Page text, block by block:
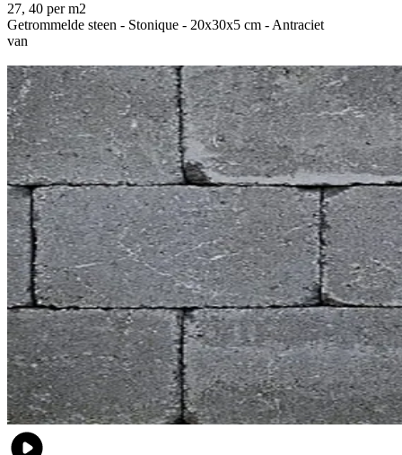
27, 40 per m2
Getrommelde steen - Stonique - 20x30x5 cm - Antraciet
van